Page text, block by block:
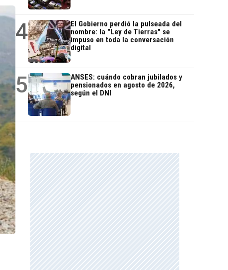
4
El Gobierno perdió la pulseada del
nombre: la "Ley de Tierras" se
impuso en toda la conversación
digital
5
ANSES: cuándo cobran jubilados y
pensionados en agosto de 2026,
según el DNI